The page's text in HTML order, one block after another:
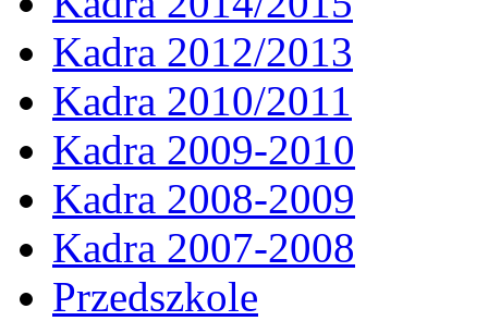
Kadra 2012/2013
Kadra 2010/2011
Kadra 2009-2010
Kadra 2008-2009
Kadra 2007-2008
Przedszkole